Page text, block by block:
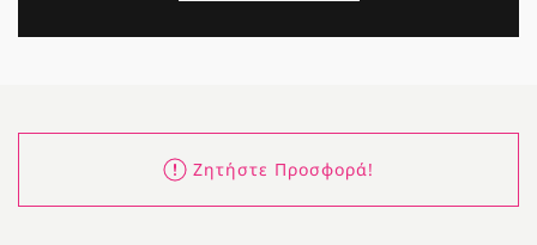
Ζητήστε Προσφορά!